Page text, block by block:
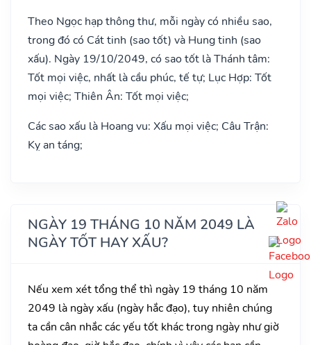
Theo Ngọc hạp thông thư, mỗi ngày có nhiều sao,
trong đó có Cát tinh (sao tốt) và Hung tinh (sao
xấu). Ngày 19/10/2049, có sao tốt là Thánh tâm:
Tốt mọi việc, nhất là cầu phúc, tế tự; Lục Hợp: Tốt
mọi việc; Thiên Ân: Tốt mọi việc;
Các sao xấu là Hoang vu: Xấu mọi việc; Câu Trận:
Kỵ an táng;
NGÀY 19 THÁNG 10 NĂM 2049 LÀ
NGÀY TỐT HAY XẤU?
Nếu xem xét tổng thể thì ngày 19 tháng 10 năm
2049 là ngày xấu (ngày hắc đạo), tuy nhiên chúng
ta cần cân nhắc các yếu tốt khác trong ngày như giờ